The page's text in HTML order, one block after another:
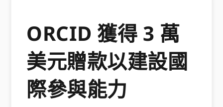
ORCID 獲得 3 萬
美元贈款以建設國
際參與能力